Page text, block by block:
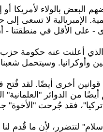
البعض بالولاء
الإمبريالية لا تسعى
على الأقل في منطقتنا -
أعلنت عنه حكومة حزب
وأوكرانيا. وسيتحمل شعبنا
أخرى أيضًا. لقد فُتح
أيضًا من الدوائر
فقد جُرحت "الأخوة"
سلام" لتتضرر، لأن ما قُدم